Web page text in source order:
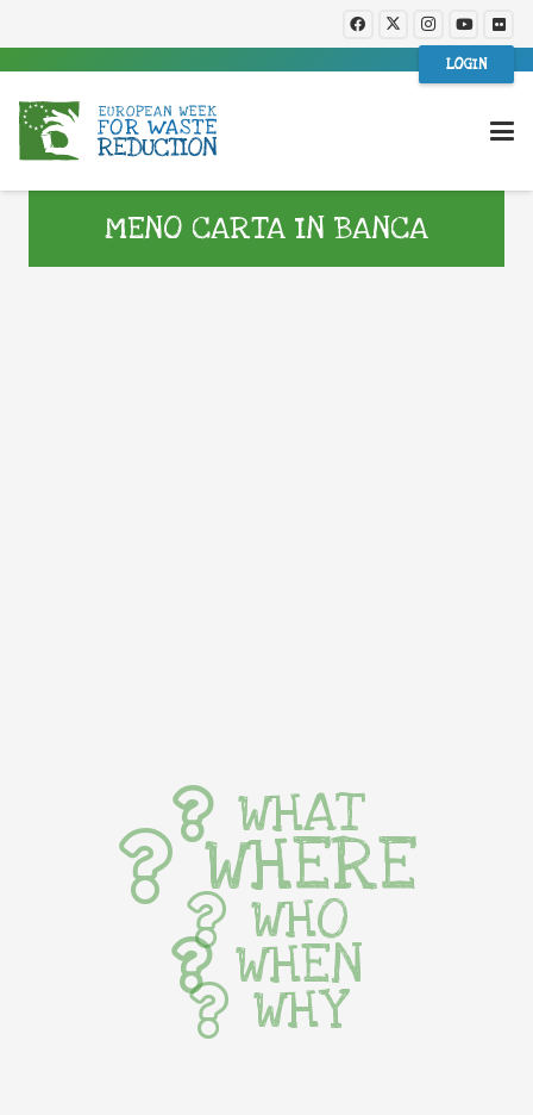
LOGIN
MENO CARTA IN BANCA
WHAT
WHERE
WHO
WHEN
WHY